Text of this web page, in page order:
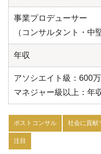
事業プロデューサー
（コンサルタント・中
年収
アソシエイト級：600
マネジャー級以上：年
ポストコンサル 社会に貢献
注目